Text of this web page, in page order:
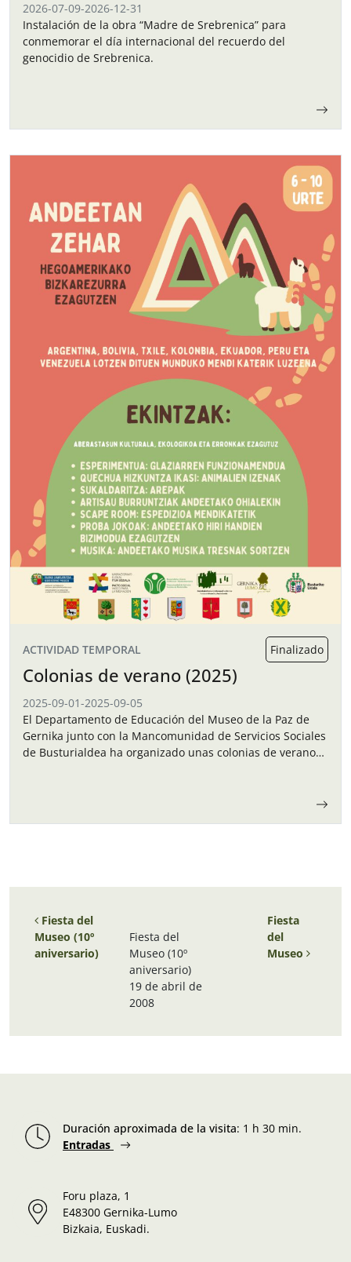
2026-07-09-2026-12-31
Instalación de la obra “Madre de Srebrenica” para
conmemorar el día internacional del recuerdo del
genocidio de Srebrenica.
ACTIVIDAD TEMPORAL Finalizado
Colonias de verano (2025)
2025-09-01-2025-09-05
El Departamento de Educación del Museo de la Paz de
Gernika junto con la Mancomunidad de Servicios Sociales
de Busturialdea ha organizado unas colonias de verano
Navegación de entradas
Fiesta del
Museo (10º
aniversario)
Fiesta del
Museo (10º
aniversario)
19 de abril de
2008
Fiesta
del
Museo
Duración aproximada de la visita: 1 h 30 min.
Entradas
Foru plaza, 1
E48300 Gernika-Lumo
Bizkaia, Euskadi.